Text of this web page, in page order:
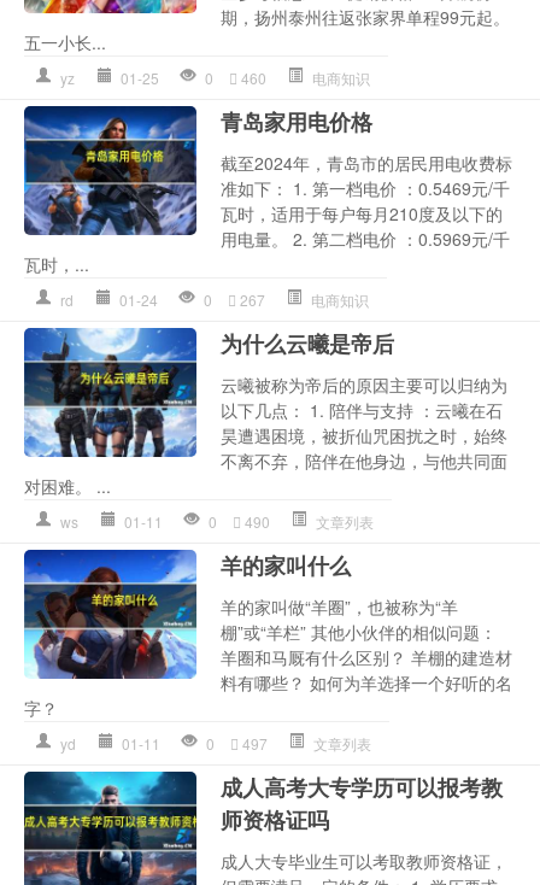
期，扬州泰州往返张家界单程99元起。
五一小长...
yz 01-25 0 460 电商知识
青岛家用电价格
截至2024年，青岛市的居民用电收费标
准如下： 1. 第一档电价 ：0.5469元/千
瓦时，适用于每户每月210度及以下的
用电量。 2. 第二档电价 ：0.5969元/千
瓦时，...
rd 01-24 0 267 电商知识
为什么云曦是帝后
云曦被称为帝后的原因主要可以归纳为
以下几点： 1. 陪伴与支持 ：云曦在石
昊遭遇困境，被折仙咒困扰之时，始终
不离不弃，陪伴在他身边，与他共同面
对困难。 ...
ws 01-11 0 490 文章列表
羊的家叫什么
羊的家叫做“羊圈”，也被称为“羊
棚”或“羊栏” 其他小伙伴的相似问题：
羊圈和马厩有什么区别？ 羊棚的建造材
料有哪些？ 如何为羊选择一个好听的名
字？
yd 01-11 0 497 文章列表
成人高考大专学历可以报考教
师资格证吗
成人大专毕业生可以考取教师资格证，